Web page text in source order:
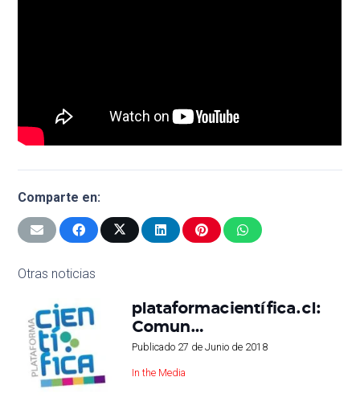
Comparte en:
Otras noticias
plataformacientífica.cl:
Comun…
Publicado 27 de Junio de 2018
In the Media